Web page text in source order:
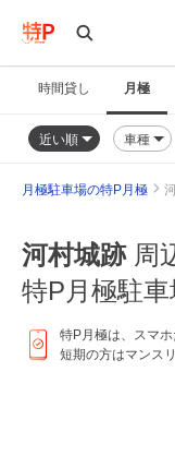
時間貸し 月極
近い順 車種
月極駐車場の特P月極
河村城跡周
特P月極駐
特P月極は、スマ
短期の方はマンス